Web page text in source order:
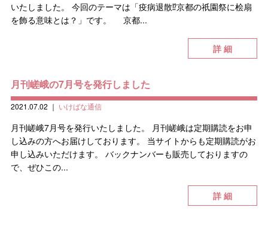
いたしました。 今回のテーマは「疫病退散⁉京都の祇園祭に桧扇
を飾る意味とは？」です。 京都...
詳 細
月刊嵯峨の7月号を発行しました
2021.07.02 ｜ いけばな通信
月刊嵯峨7月号を発行いたしました。 月刊嵯峨は定期購読をお申
し込みの方へお届けしております。 当サイトからも定期購読がお
申し込みいただけます。 バックナンバーも販売しておりますの
で、ぜひこの...
詳 細